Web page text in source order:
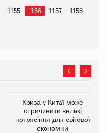
1155 1156 1157
1158
Криза у Китаї може
спричинити великі
потрясіння для світової
економіки